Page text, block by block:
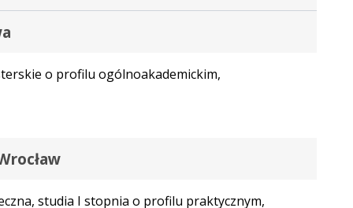
o profilu ogólnoakademickim,
studia I stopnia o profilu praktycznym,